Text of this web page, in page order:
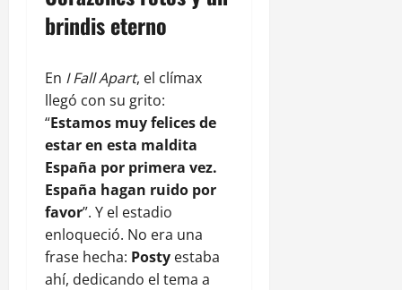
brindis eterno
En I Fall Apart, el clímax
llegó con su grito:
“Estamos muy felices de
estar en esta maldita
España por primera vez.
España hagan ruido por
favor”. Y el estadio
enloqueció. No era una
frase hecha: Posty estaba
ahí, dedicando el tema a